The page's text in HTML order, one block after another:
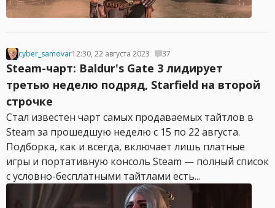
cyber_samovar12:30, 22 августа 2023 37
Steam-чарт: Baldur's Gate 3 лидирует
третью неделю подряд, Starfield на второй
строчке
Стал известен чарт самых продаваемых тайтлов в
Steam за прошедшую неделю с 15 по 22 августа.
Подборка, как и всегда, включает лишь платные
игры и портативную консоль Steam — полный список
с условно-бесплатными тайтлами есть...